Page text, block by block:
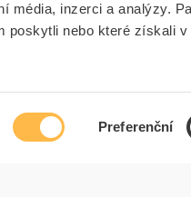
média, inzerci a analýzy.
poskytli nebo které získali
Preferenční